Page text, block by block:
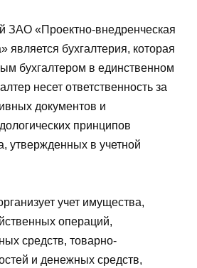
ЗАО «Проектно-внедренческая
бухгалтерия, которая
бухгалтером в единственном
несет ответственность за
документов и
принципов
утвержденных в учетной
учет имущества,
операций,
средств, товарно-
и денежных средств,